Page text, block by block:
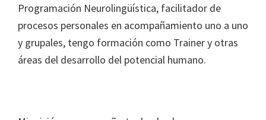
Programación Neurolingüística, facilitador de
procesos personales en acompañamiento uno a uno
y grupales, tengo formación como Trainer y otras
áreas del desarrollo del potencial humano.